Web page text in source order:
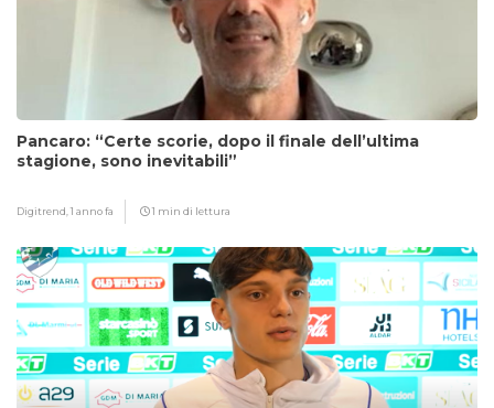
Pancaro: “Certe scorie, dopo il finale dell’ultima
stagione, sono inevitabili”
Digitrend,1 anno fa 1 min di lettura